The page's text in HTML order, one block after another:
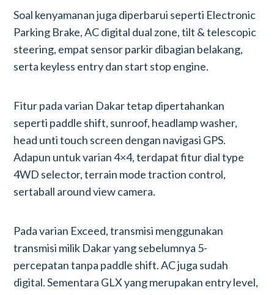
Soal kenyamanan juga diperbarui seperti Electronic
Parking Brake, AC digital dual zone, tilt & telescopic
steering, empat sensor parkir dibagian belakang,
serta keyless entry dan start stop engine.
Fitur pada varian Dakar tetap dipertahankan
seperti paddle shift, sunroof, headlamp washer,
head unti touch screen dengan navigasi GPS.
Adapun untuk varian 4×4, terdapat fitur dial type
4WD selector, terrain mode traction control,
sertaball around view camera.
Pada varian Exceed, transmisi menggunakan
transmisi milik Dakar yang sebelumnya 5-
percepatan tanpa paddle shift. AC juga sudah
digital. Sementara GLX yang merupakan entry level,